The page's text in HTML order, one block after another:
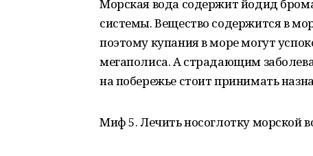
Морская вода содержит йодид
системы. Вещество содержится в
поэтому купания в море могут
мегаполиса. А страдающим
на побережье стоит принимать
Миф 5. Лечить носоглотку морской